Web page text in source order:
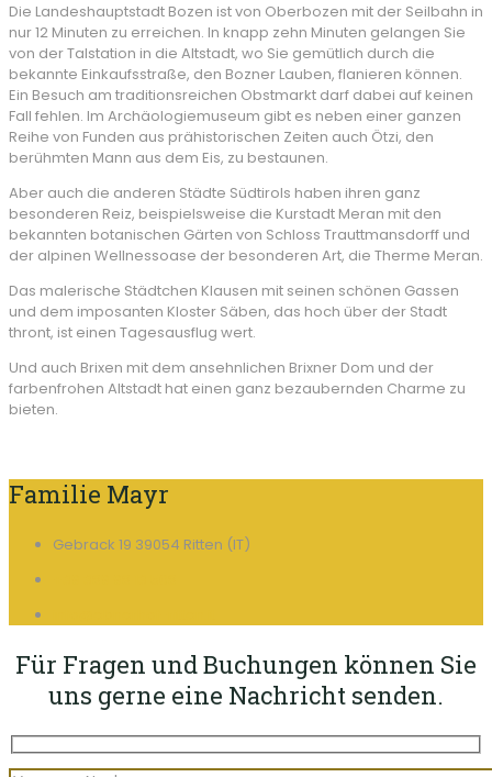
Die Landeshauptstadt Bozen ist von Oberbozen mit der Seilbahn in
nur 12 Minuten zu erreichen. In knapp zehn Minuten gelangen Sie
von der Talstation in die Altstadt, wo Sie gemütlich durch die
bekannte Einkaufsstraße, den Bozner Lauben, flanieren können.
Ein Besuch am traditionsreichen Obstmarkt darf dabei auf keinen
Fall fehlen. Im Archäologiemuseum gibt es neben einer ganzen
Reihe von Funden aus prähistorischen Zeiten auch Ötzi, den
berühmten Mann aus dem Eis, zu bestaunen.
Aber auch die anderen Städte Südtirols haben ihren ganz
besonderen Reiz, beispielsweise die Kurstadt Meran mit den
bekannten botanischen Gärten von Schloss Trauttmansdorff und
der alpinen Wellnessoase der besonderen Art, die Therme Meran.
Das malerische Städtchen Klausen mit seinen schönen Gassen
und dem imposanten Kloster Säben, das hoch über der Stadt
thront, ist einen Tagesausflug wert.
Und auch Brixen mit dem ansehnlichen Brixner Dom und der
farbenfrohen Altstadt hat einen ganz bezaubernden Charme zu
bieten.
Familie Mayr
Gebrack 19 39054 Ritten (IT)
Für Fragen und Buchungen können Sie
uns gerne eine Nachricht senden.